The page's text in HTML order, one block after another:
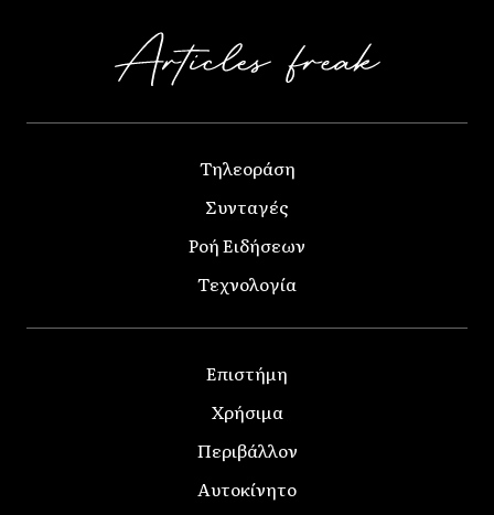
Τηλεοράση
Συνταγές
Ροή Ειδήσεων
Τεχνολογία
Επιστήμη
Χρήσιμα
Περιβάλλον
Αυτοκίνητο